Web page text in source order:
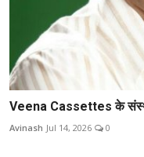
Veena Cassettes के
Avinash Jul 14, 2026 0